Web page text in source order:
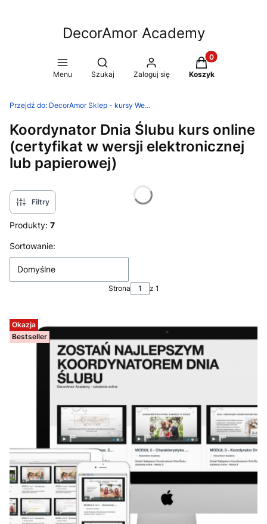
DecorAmor Academy
Menu
Otwórz wyszukiwarkę
Szukaj Zaloguj się
Produkty w
Koszyk
Przejdź do: DecorAmor Sklep - kursy Wedding Planner
Koordynator Dnia Ślubu kurs online
(certyfikat w wersji elektronicznej
lub papierowej)
Filtry
Produkty: 7
Lista produktów
Sortowanie:
Domyślne
Strona z 1
Okazja
Bestseller